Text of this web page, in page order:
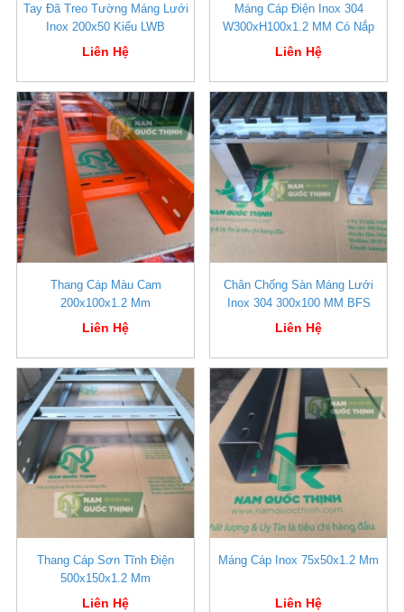
Tay Đã Treo Tường Máng Lưới
Inox 200x50 Kiểu LWB
Liên Hệ
Máng Cáp Điện Inox 304
W300xH100x1.2 MM Có Nắp
Liên Hệ
Thang Cáp Màu Cam
200x100x1.2 Mm
Liên Hệ
Chân Chống Sàn Máng Lưới
Inox 304 300x100 MM BFS
Liên Hệ
Thang Cáp Sơn Tĩnh Điện
500x150x1.2 Mm
Liên Hệ
Máng Cáp Inox 75x50x1.2 Mm
Liên Hệ